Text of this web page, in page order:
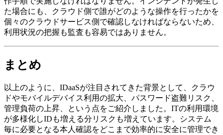
た場合にも、クラウド側で誰がどのような操作を行ったかを
個々のクラウドサービス側で確認しなければならないため、
利用状況の把握も監査も容易ではありません。
まとめ
以上のように、IDaaSが注目されてきた背景として、クラウ
ドやモバイルデバイス利用の拡大、パスワード盗難リスク、
管理負荷の上昇、という点をご紹介しました。ITの利用環境
が多様化しIDも増える分リスクも増えています。システム
毎に必要となる本人確認をどこまで効率的に安全に管理でき